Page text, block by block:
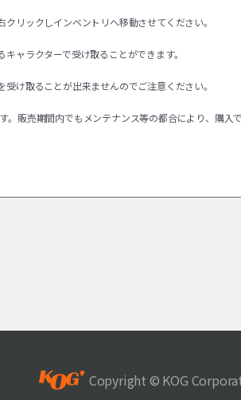
リックしインベントリへ移動させてください。
ャラクターで受け取ることができます。
け取ることが出来ませんのでご注意ください。
販売期間内でもメンテナンス等の都合により、購入
Copyright © KOG